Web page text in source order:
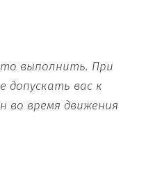
выполнить. При
допускать вас к
во время движения